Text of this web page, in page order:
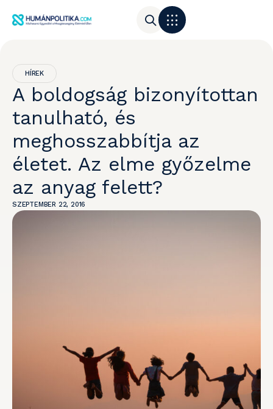
HÍREK
A boldogság bizonyítottan
tanulható, és
meghosszabbítja az
életet. Az elme győzelme
az anyag felett?
SZEPTEMBER 22, 2016